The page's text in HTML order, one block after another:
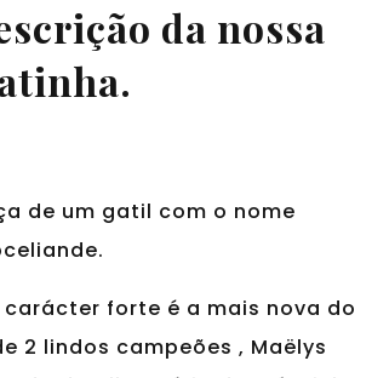
da nossa
de um gatil com o nome
forte é a mais nova do
2 lindos campeões , Maëlys